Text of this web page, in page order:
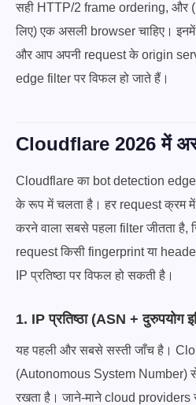
सही HTTP/2 frame ordering, और
लिए) एक असली browser चाहिए।
और आप अपनी request के origin
edge filter पर विफल हो जाते हैं।
Cloudflare 2026 में
Cloudflare का bot detection
के रूप में चलता है। हर request क्रम में
करने वाला सबसे पहला filter जीतता है,
request किसी fingerprint या
IP प्रतिष्ठा पर विफल हो सकती है।
1. IP प्रतिष्ठा (ASN + दुरुपयोग
यह पहली और सबसे सस्ती जाँच है।
(Autonomous System Number)
रखता है। जाने-माने cloud